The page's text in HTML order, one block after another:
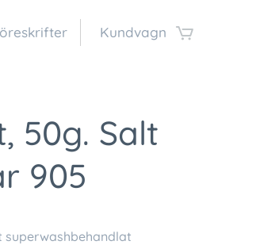
Kundvagn
50g. Salt
905